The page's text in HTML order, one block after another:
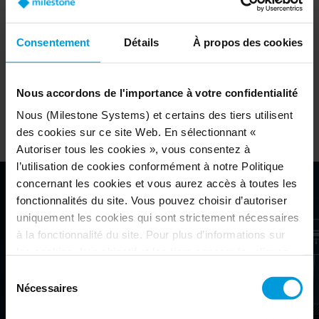
Consentement Détails À propos des cookies
Nous accordons de l'importance à votre confidentialité
Nous (Milestone Systems) et certains des tiers utilisent
des cookies sur ce site Web. En sélectionnant «
Autoriser tous les cookies », vous consentez à
l’utilisation de cookies conformément à notre Politique
concernant les cookies et vous aurez accès à toutes les
fonctionnalités du site. Vous pouvez choisir d’autoriser
uniquement les cookies qui sont strictement nécessaires
à la fonctionnalité du site. Pour plus d’informations sur
Concernant les cookies, votre consentement s’applique
milestonesys.com et aux sous-
Nécessaires
DIRECTIVES POUR L'UTILISATION DES 150D
Guide produit Husky IVO
OBTENEZ DE L’AIDE POUR
VOTRE INSTALLATION